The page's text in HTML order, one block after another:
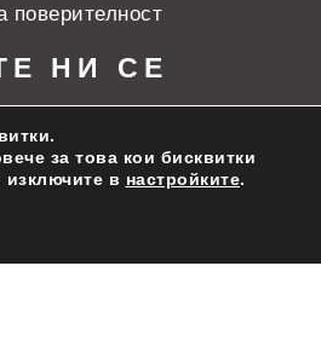
поверителност
НИ СЕ
888 699 789
„Area G“ се отличава със
за това кои бисквитки
изключите в настройките.